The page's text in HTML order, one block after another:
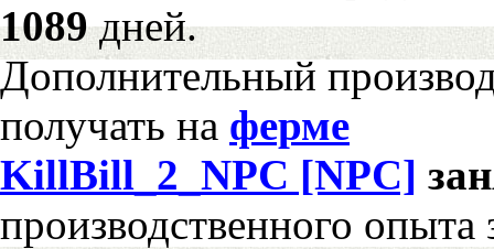
1089дней.
Дополнительный
получать на ферме
KillBill_2_NPC [NPC]
производственного опыта